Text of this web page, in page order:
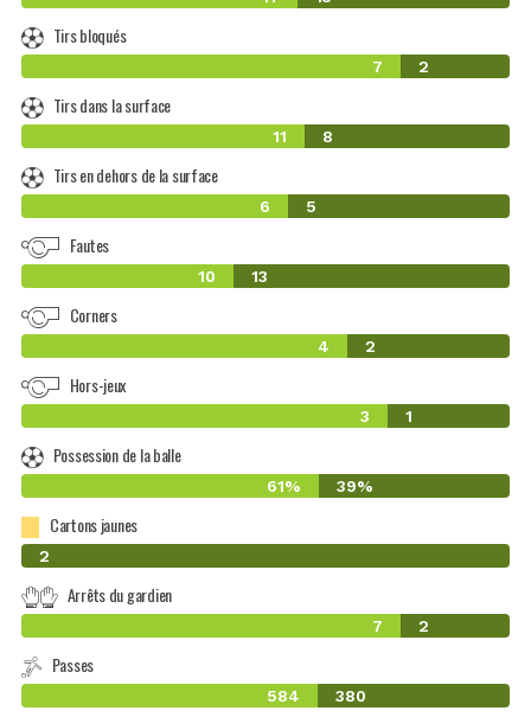
Tirs bloqués
7 2
Tirs dans la surface
11 8
Tirs en dehors de la surface
6 5
Fautes
10 13
Corners
4 2
Hors-jeux
3 1
Possession de la balle
61% 39%
Cartons jaunes
0
2
Arrêts du gardien
7 2
Passes
584 380